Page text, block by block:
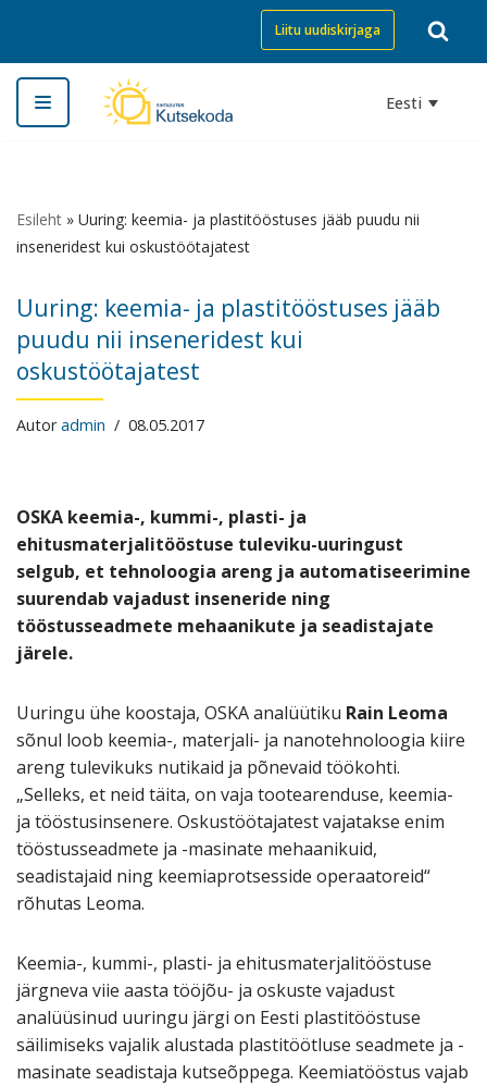
Skip
to
content
Liitu uudiskirjaga
Eesti
Esileht » Uuring: keemia- ja plastitööstuses jääb puudu nii
inseneridest kui oskustöötajatest
Uuring: keemia- ja plastitööstuses jääb
puudu nii inseneridest kui
oskustöötajatest
Autoradmin 08.05.2017
OSKA keemia-, kummi-, plasti- ja
ehitusmaterjalitööstuse tuleviku-uuringust
selgub, et tehnoloogia areng ja automatiseerimine
suurendab vajadust inseneride ning
tööstusseadmete mehaanikute ja seadistajate
järele.
Uuringu ühe koostaja, OSKA analüütiku Rain Leoma
sõnul loob keemia-, materjali- ja nanotehnoloogia kiire
areng tulevikuks nutikaid ja põnevaid töökohti.
„Selleks, et neid täita, on vaja tootearenduse, keemia-
ja tööstusinsenere. Oskustöötajatest vajatakse enim
tööstusseadmete ja -masinate mehaanikuid,
seadistajaid ning keemiaprotsesside operaatoreid“
rõhutas Leoma.
Keemia-, kummi-, plasti- ja ehitusmaterjalitööstuse
järgneva viie aasta tööjõu- ja oskuste vajadust
analüüsinud uuringu järgi on Eesti plastitööstuse
säilimiseks vajalik alustada plastitöötluse seadmete ja -
masinate seadistaja kutseõppega. Keemiatööstus vajab